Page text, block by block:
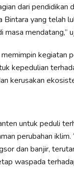
dari pendidikan
Bintara yang telah
mendatang,”
kegiatan
kepedulian
kerusakan
untuk peduli
perubahan iklim.
dan banjir,
waspada